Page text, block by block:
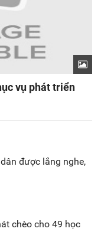
vụ phát triển
được lắng nghe,
chèo cho 49 học